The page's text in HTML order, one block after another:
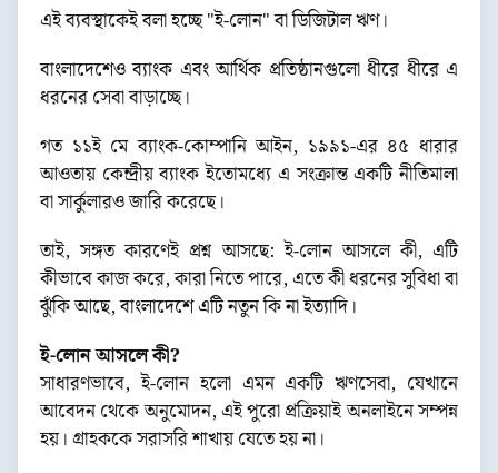
এই ব্যবস্থাকেই বলা হচ্ছে "ই-লোন" বা ডিজিটাল ঋণ।
বাংলাদেশেও ব্যাংক এবং আর্থিক প্রতিষ্ঠানগুলো ধীরে ধীরে এ
ধরনের সেবা বাড়াচ্ছে।
গত ১১ই মে ব্যাংক-কোম্পানি আইন, ১৯৯১-এর ৪৫ ধারার
আওতায় কেন্দ্রীয় ব্যাংক ইতোমধ্যে এ সংক্রান্ত একটি নীতিমালা
বা সার্কুলারও জারি করেছে।
তাই, সঙ্গত কারণেই প্রশ্ন আসছে: ই-লোন আসলে কী, এটি
কীভাবে কাজ করে, কারা নিতে পারে, এতে কী ধরনের সুবিধা বা
ঝুঁকি আছে, বাংলাদেশে এটি নতুন কি না ইত্যাদি।
ই-লোন আসলে কী?
সাধারণভাবে, ই-লোন হলো এমন একটি ঋণসেবা, যেখানে
আবেদন থেকে অনুমোদন, এই পুরো প্রক্রিয়াই অনলাইনে সম্পন্ন
হয়। গ্রাহককে সরাসরি শাখায় যেতে হয় না।